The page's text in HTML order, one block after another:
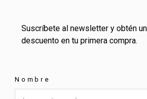
Suscríbete al newsletter y obtén
descuento en tu primera compra.
Nombre